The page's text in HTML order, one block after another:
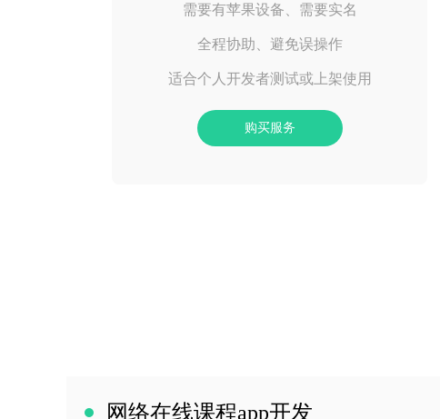
需要有苹果设备、需要实名
全程协助、避免误操作
适合个人开发者测试或上架使用
购买服务
网络在线课程app开发